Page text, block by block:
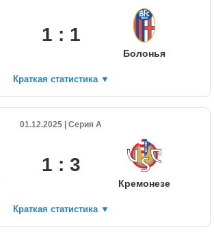
1 : 1
Болонья
Краткая статистика ▼
01.12.2025 | Серия А
1 : 3
Кремонезе
Краткая статистика ▼